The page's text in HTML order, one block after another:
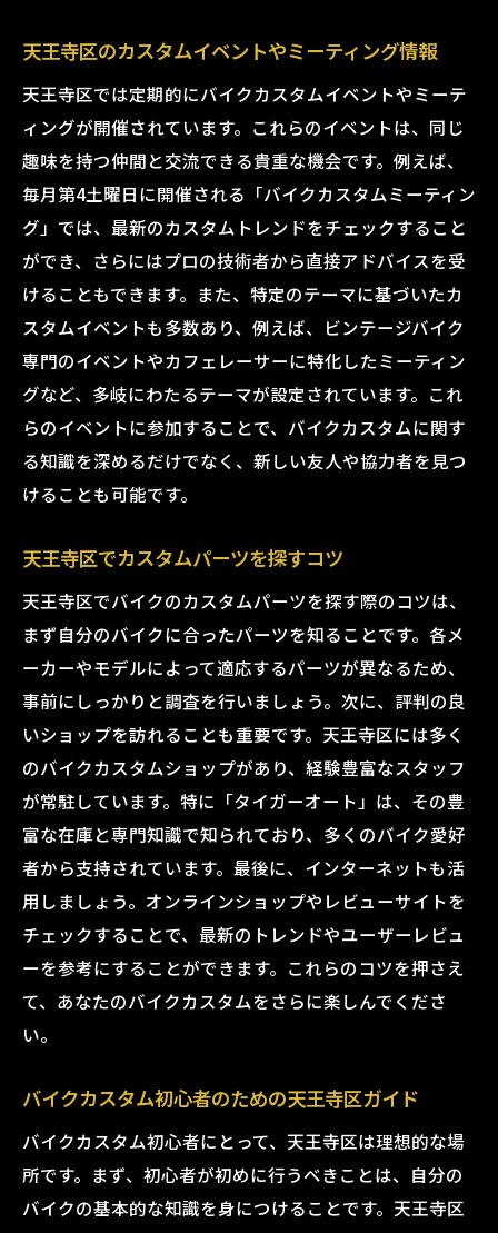
タイガーオートのカスタムパーツ取り扱い
天王寺区でタイガーオートが愛される理由
タイガーオートでバイクカスタムの新しい世界
を開こう
タイガーオートで始めるカスタムの第一歩
タイガーオートのカスタムワークショップ
タイガーオートで学ぶカスタムテクニック
タイガーオートのカスタム交流会
タイガーオートのカスタム提案とアイデア
バイクカスタムがもっと楽しくなる！天王寺区
タイガーオートの魅力的なカスタムプラン
タイガーオートで挑戦したいカスタムプロ
ジェクト
タイガーオートでバイクカスタムを楽しむ
コツ
タイガーオートのカスタムコミュニティ
タイガーオートのカスタムパーツ特集
天王寺区でタイガーオートとバイクカスタ
ムを満喫
タイガーオートでバイクライフをアップグレー
ドしよう
タイガーオートのカスタムで個性を出す方
法
タイガーオートのカスタムで日常を楽しく
するヒント
天王寺区のカスタムイベントやミーティング情報
天王寺区では定期的にバイクカスタムイベントやミーテ
ィングが開催されています。これらのイベントは、同じ
趣味を持つ仲間と交流できる貴重な機会です。例えば、
毎月第4土曜日に開催される「バイクカスタムミーティン
グ」では、最新のカスタムトレンドをチェックすること
ができ、さらにはプロの技術者から直接アドバイスを受
けることもできます。また、特定のテーマに基づいたカ
スタムイベントも多数あり、例えば、ビンテージバイク
専門のイベントやカフェレーサーに特化したミーティン
グなど、多岐にわたるテーマが設定されています。これ
らのイベントに参加することで、バイクカスタムに関す
る知識を深めるだけでなく、新しい友人や協力者を見つ
けることも可能です。
天王寺区でカスタムパーツを探すコツ
天王寺区でバイクのカスタムパーツを探す際のコツは、
まず自分のバイクに合ったパーツを知ることです。各メ
ーカーやモデルによって適応するパーツが異なるため、
事前にしっかりと調査を行いましょう。次に、評判の良
いショップを訪れることも重要です。天王寺区には多く
のバイクカスタムショップがあり、経験豊富なスタッフ
が常駐しています。特に「タイガーオート」は、その豊
富な在庫と専門知識で知られており、多くのバイク愛好
者から支持されています。最後に、インターネットも活
用しましょう。オンラインショップやレビューサイトを
チェックすることで、最新のトレンドやユーザーレビュ
ーを参考にすることができます。これらのコツを押さえ
て、あなたのバイクカスタムをさらに楽しんでくださ
い。
バイクカスタム初心者のための天王寺区ガイド
バイクカスタム初心者にとって、天王寺区は理想的な場
所です。まず、初心者が初めに行うべきことは、自分の
バイクの基本的な知識を身につけることです。天王寺区